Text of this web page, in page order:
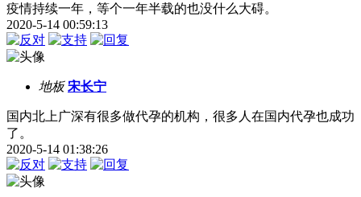
疫情持续一年，等个一年半载的也没什么大碍。
2020-5-14 00:59:13
地板 宋长宁
国内北上广深有很多做代孕的机构，很多人在国内代孕也成功
了。
2020-5-14 01:38:26